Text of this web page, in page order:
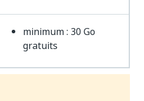
minimum : 30 Go
gratuits